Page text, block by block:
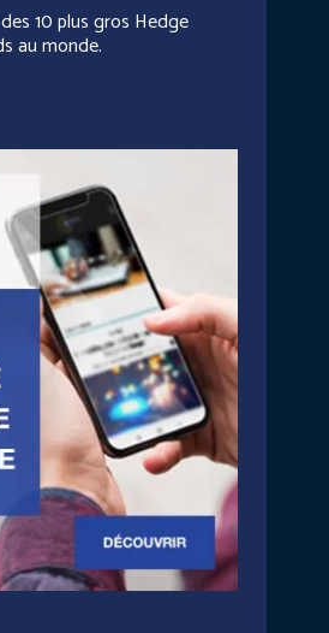
10 plus gros Hedge
au monde.